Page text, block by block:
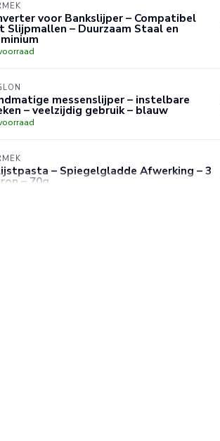
voor Bankslijper – Compatibel
Slijpmallen – Duurzaam Staal en
messenslijper – instelbare
– veelzijdig gebruik – blauw
– Spiegelgladde Afwerking – 3
– 70g